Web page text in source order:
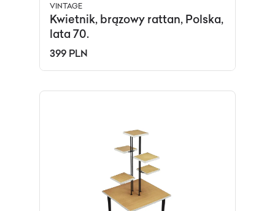
VINTAGE
Kwietnik, brązowy rattan, Polska,
lata 70.
399 PLN